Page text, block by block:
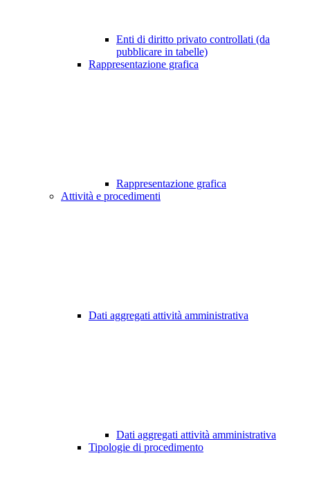
Enti di diritto privato controllati (da
pubblicare in tabelle)
Rappresentazione grafica
Rappresentazione grafica
Attività e procedimenti
Dati aggregati attività amministrativa
Dati aggregati attività amministrativa
Tipologie di procedimento